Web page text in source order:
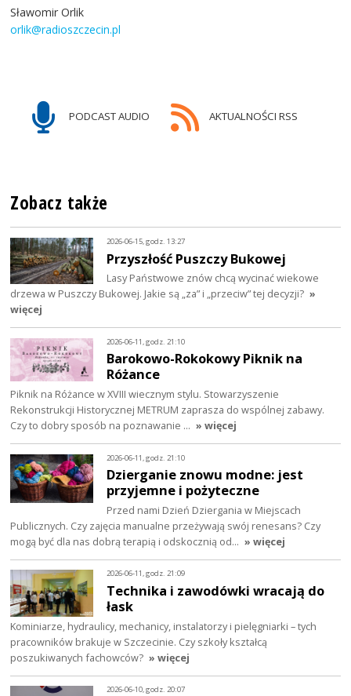
Sławomir Orlik
orlik@radioszczecin.pl
PODCAST AUDIO AKTUALNOŚCI RSS
Zobacz także
2026-06-15, godz. 13:27
Przyszłość Puszczy Bukowej
Lasy Państwowe znów chcą wycinać wiekowe
drzewa w Puszczy Bukowej. Jakie są „za” i „przeciw” tej decyzji? »
więcej
2026-06-11, godz. 21:10
Barokowo-Rokokowy Piknik na
Różance
Piknik na Różance w XVIII wiecznym stylu. Stowarzyszenie
Rekonstrukcji Historycznej METRUM zaprasza do wspólnej zabawy.
Czy to dobry sposób na poznawanie … » więcej
2026-06-11, godz. 21:10
Dzierganie znowu modne: jest
przyjemne i pożyteczne
Przed nami Dzień Dziergania w Miejscach
Publicznych. Czy zajęcia manualne przeżywają swój renesans? Czy
mogą być dla nas dobrą terapią i odskocznią od… » więcej
2026-06-11, godz. 21:09
Technika i zawodówki wracają do
łask
Kominiarze, hydraulicy, mechanicy, instalatorzy i pielęgniarki – tych
pracowników brakuje w Szczecinie. Czy szkoły kształcą
poszukiwanych fachowców? » więcej
2026-06-10, godz. 20:07